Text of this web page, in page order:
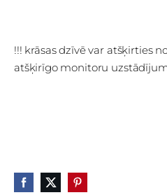
!!! krāsas dzīvē var atšķirties
atšķirīgo monitoru